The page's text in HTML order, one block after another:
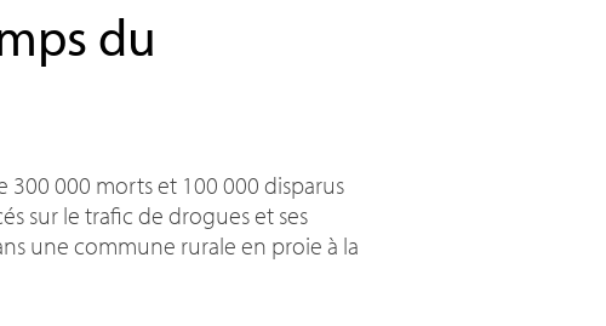
du
000 morts et 100 000 disparus
sur le trafic de drogues et ses
une commune rurale en proie à la